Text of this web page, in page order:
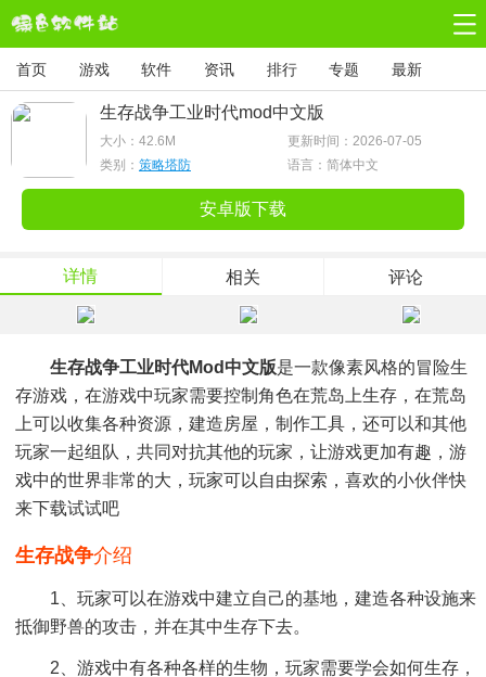
首页 游戏 软件 资讯 排行 专题 最新
生存战争工业时代mod中文版
大小： 42.6M
更新时间：2026-07-05
类别： 策略塔防 语言：简体中文
安卓版下载
详情 相关 评论
生存战争工业时代mod中文版是一款像素风格的冒险生
存游戏，在游戏中玩家需要控制角色在荒岛上生存，在荒岛
上可以收集各种资源，建造房屋，制作工具，还可以和其他
玩家一起组队，共同对抗其他的玩家，让游戏更加有趣，游
戏中的世界非常的大，玩家可以自由探索，喜欢的小伙伴快
来下载试试吧
生存战争介绍
1、玩家可以在游戏中建立自己的基地，建造各种设施来
抵御野兽的攻击，并在其中生存下去。
2、游戏中有各种各样的生物，玩家需要学会如何生存，